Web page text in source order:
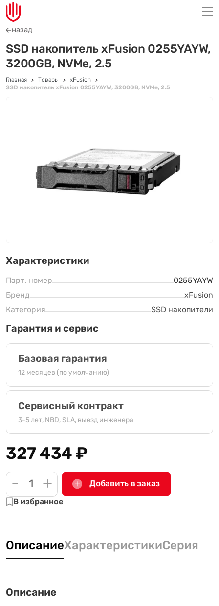
назад
SSD накопитель xFusion 0255YAYW,
3200GB, NVMe, 2.5
Главная Товары
xFusion
SSD накопитель xFusion 0255YAYW, 3200GB, NVMe, 2.5
Характеристики
Парт. номер
0255YAYW
Бренд
xFusion
Категория
SSD накопители
Гарантия и сервис
Базовая гарантия
12 месяцев (по умолчанию)
Сервисный контракт
3-5 лет, NBD, SLA, выезд инженера
327 434₽
- + Добавить в заказ
В избранное
ОписаниеХарактеристикиСерия
Описание